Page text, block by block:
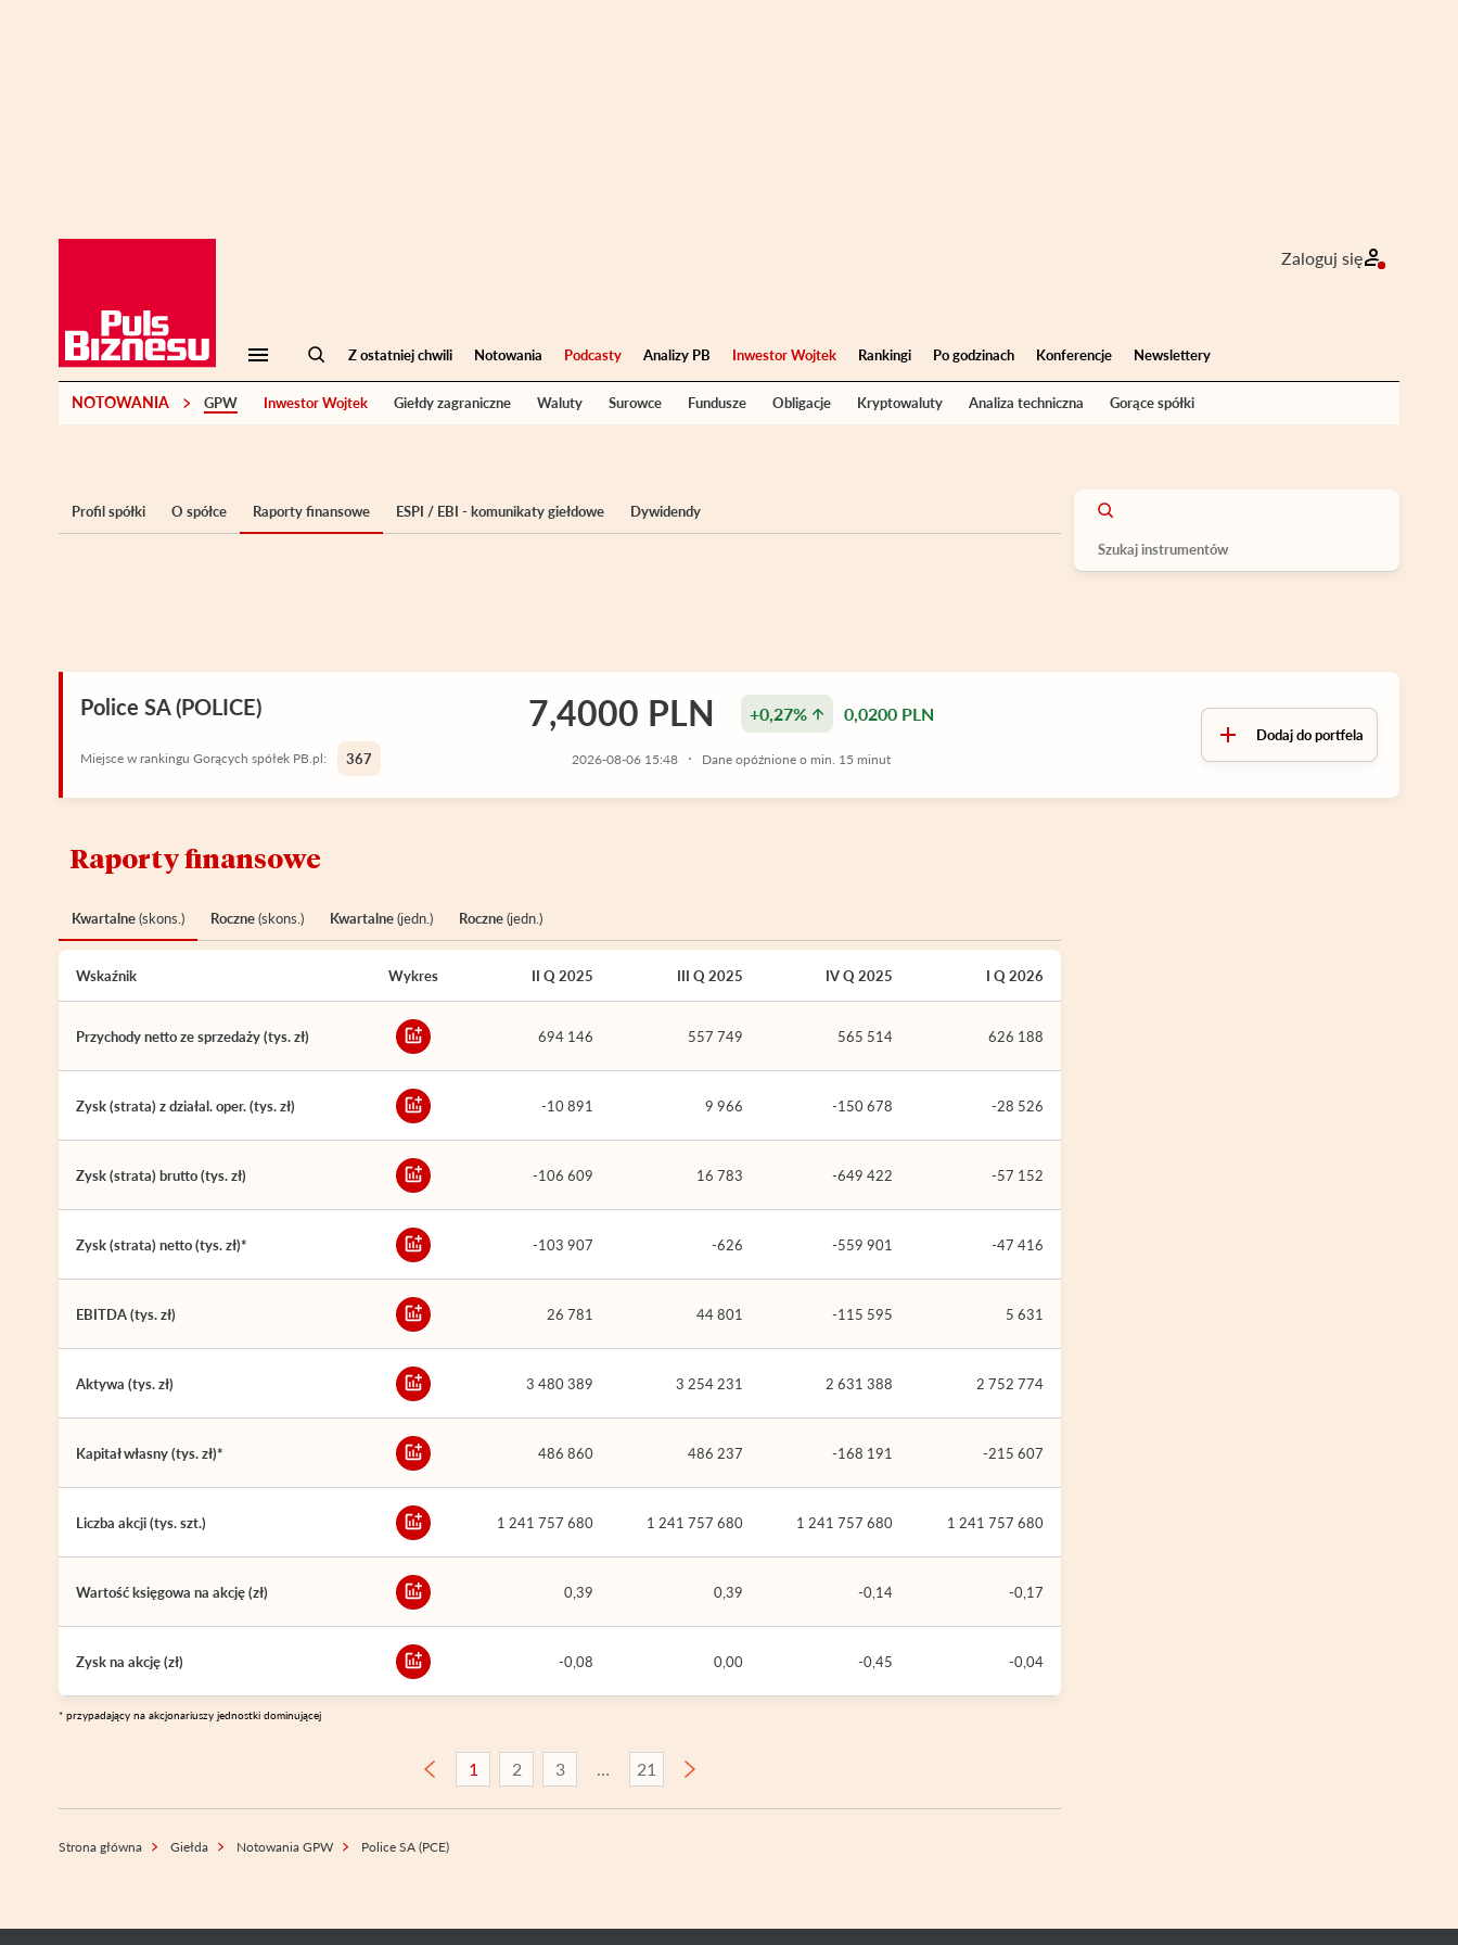
Zaloguj się
Z ostatniej chwili Notowania Podcasty Analizy PB Inwestor Wojtek Rankingi Po godzinach Konferencje Newslettery
NOTOWANIA GPW Inwestor Wojtek Giełdy zagraniczne Waluty Surowce Fundusze Obligacje Kryptowaluty Analiza techniczna Gorące spółki
Profil spółki O spółce Raporty finansowe ESPI / EBI - komunikaty giełdowe Dywidendy
Police SA (POLICE) 7,4000 PLN +0,27% 0,0200 PLN
2026-08-06 15:48 Dane opóźnione o min. 15 minut
Dodaj do portfela
Miejsce w rankingu Gorących spółek PB.pl: 367
Raporty finansowe
Kwartalne(skons.) Roczne(skons.) Kwartalne(jedn.) Roczne(jedn.)
Wskaźnik Wykres II Q 2025 III Q 2025 IV Q 2025 I Q 2026
Przychody netto ze sprzedaży (tys. zł) 694 146 557 749 565 514 626 188
Zysk (strata) z działal. oper. (tys. zł) -10 891 9 966 -150 678 -28 526
Zysk (strata) brutto (tys. zł) -106 609 16 783 -649 422 -57 152
Zysk (strata) netto (tys. zł)* -103 907 -626 -559 901 -47 416
EBITDA (tys. zł) 26 781 44 801 -115 595 5 631
Aktywa (tys. zł) 3 480 389 3 254 231 2 631 388 2 752 774
Kapitał własny (tys. zł)* 486 860 486 237 -168 191 -215 607
Liczba akcji (tys. szt.) 1 241 757 680 1 241 757 680 1 241 757 680 1 241 757 680
Wartość księgowa na akcję (zł) 0,39 0,39 -0,14 -0,17
Zysk na akcję (zł) -0,08 0,00 -0,45 -0,04
* przypadający na akcjonariuszy jednostki dominującej
1 2 3 21
Strona główna Giełda Notowania GPW Police SA (PCE)